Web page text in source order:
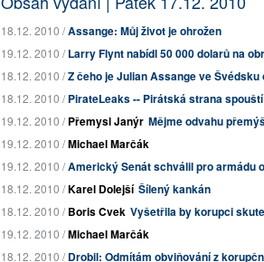
18.12. 2010 /Assange: Můj život je ohrožen
19.12. 2010 /Larry Flynt nabídl 50 000 dolarů na
18.12. 2010 /Z čeho je Julian Assange ve Švédsku
18.12. 2010 /PirateLeaks -- Pirátská strana
19.12. 2010 /Přemysl Janýr Mějme odvahu
19.12. 2010 /Michael Marčák
19.12. 2010 /Americký Senát schválil pro armádu
18.12. 2010 /Karel Dolejší Šílený kankán
18.12. 2010 /Boris Cvek Vyšetřila by korupci
19.12. 2010 /Michael Marčák
18.12. 2010 /Drobil: Odmítám obviňování z